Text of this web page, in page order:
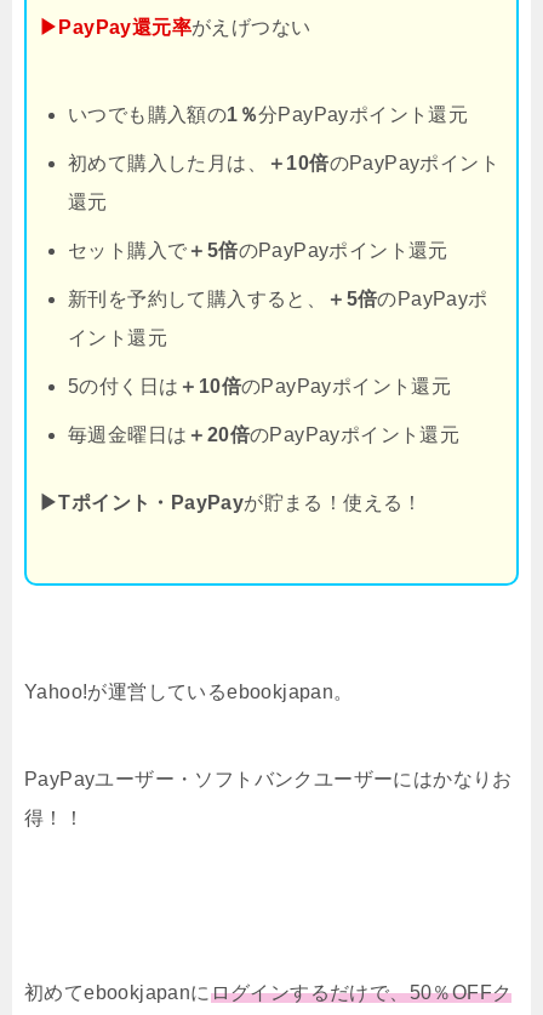
▶PayPay還元率がえげつない
いつでも購入額の1％分PayPayポイント還元
初めて購入した月は、 ＋10倍のPayPayポイント
還元
セット購入で ＋5倍のPayPayポイント還元
新刊を予約して購入すると、 ＋5倍のPayPayポ
イント還元
5の付く日は ＋10倍のPayPayポイント還元
毎週金曜日は ＋20倍のPayPayポイント還元
▶Tポイント・PayPayが貯まる！使える！
Yahoo!が運営しているebookjapan。
PayPayユーザー・ソフトバンクユーザーにはかなりお
得！！
初めてebookjapanにログインするだけで、50％OFFク